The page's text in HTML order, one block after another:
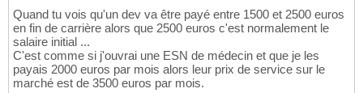
Quand tu vois qu'un dev va être payé entre 1500 et 2500 euros
en fin de carrière alors que 2500 euros c'est normalement le
salaire initial ...
C'est comme si j'ouvrai une ESN de médecin et que je les
payais 2000 euros par mois alors leur prix de service sur le
marché est de 3500 euros par mois.